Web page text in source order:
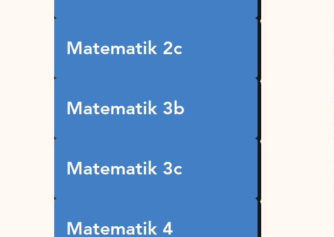
Matematik 2c
Matematik 3b
Matematik 3c
Matematik 4